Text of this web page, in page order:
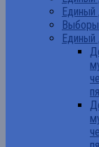
Единый
Единый